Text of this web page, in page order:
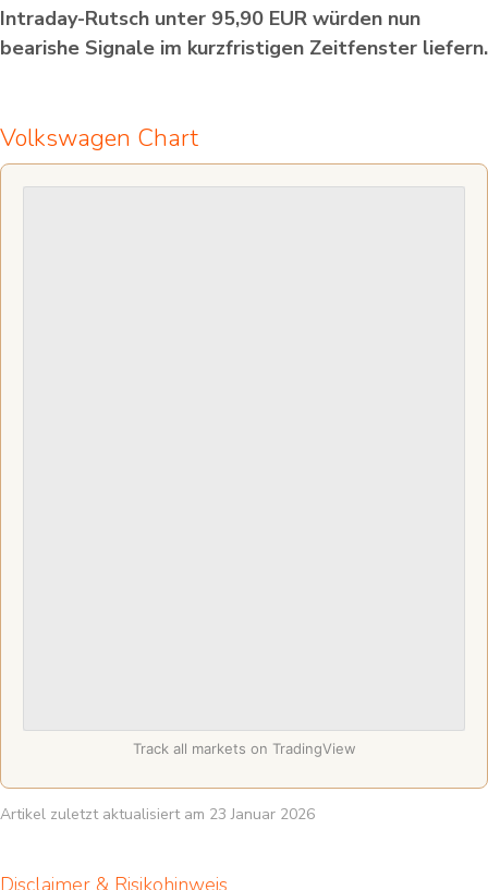
Intraday-Rutsch unter 95,90 EUR würden nun
bearishe Signale im kurzfristigen Zeitfenster liefern.
Volkswagen Chart
Track all markets on TradingView
Artikel zuletzt aktualisiert am 23 Januar 2026
Disclaimer & Risikohinweis